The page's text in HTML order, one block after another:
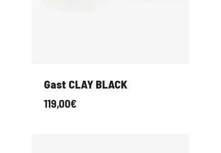
Gast CLAY BLACK
119,00€